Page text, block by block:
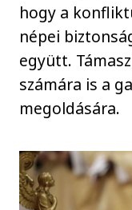
hogy a
népei
együtt.
számára is a
megoldására.